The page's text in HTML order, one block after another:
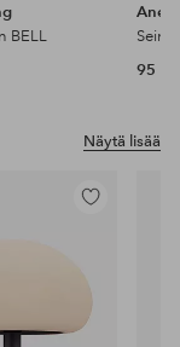
BELL
95
Näytä lisää
Lisää